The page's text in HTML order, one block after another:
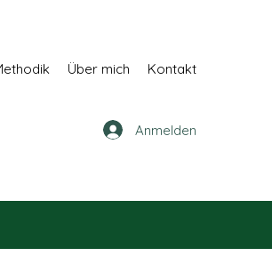
Über mich Kontakt
Anmelden